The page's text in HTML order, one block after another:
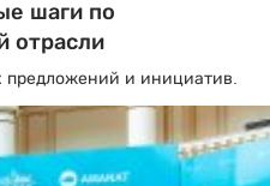
шаги по
отрасли
и инициатив.